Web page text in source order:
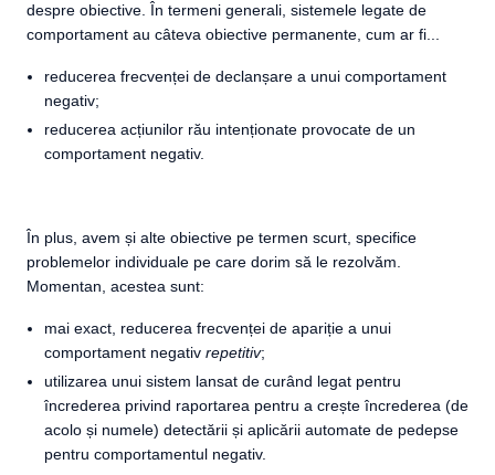
despre obiective. În termeni generali, sistemele legate de
comportament au câteva obiective permanente, cum ar fi...
reducerea frecvenței de declanșare a unui comportament
negativ;
reducerea acțiunilor rău intenționate provocate de un
comportament negativ.
În plus, avem și alte obiective pe termen scurt, specifice
problemelor individuale pe care dorim să le rezolvăm.
Momentan, acestea sunt:
mai exact, reducerea frecvenței de apariție a unui
comportament negativ repetitiv;
utilizarea unui sistem lansat de curând legat pentru
încrederea privind raportarea pentru a crește încrederea (de
acolo și numele) detectării și aplicării automate de pedepse
pentru comportamentul negativ.